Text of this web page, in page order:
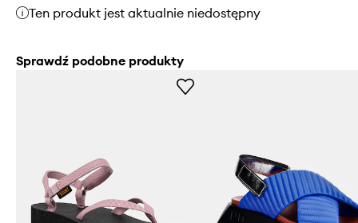
Ten produkt jest aktualnie niedostępny
Sprawdź podobne produkty